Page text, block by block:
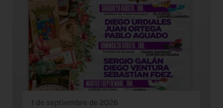
1 de septiembre de 2026